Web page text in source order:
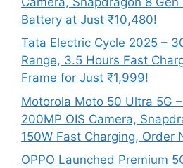
Battery at Just ₹10,480!
Tata Electric Cycle 2025 –
Range, 3.5 Hours Fast
Frame for Just ₹1,999!
Motorola Moto 50 Ultra 5G
200MP OIS Camera,
150W Fast Charging, Order
OPPO Launched Premium